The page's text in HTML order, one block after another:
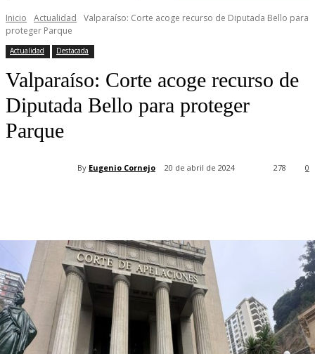
Inicio Actualidad
Valparaíso: Corte acoge recurso de Diputada Bello para
proteger Parque
Actualidad Destacada
Valparaíso: Corte acoge recurso de
Diputada Bello para proteger
Parque
By Eugenio Cornejo 20 de abril de 2024 0
278